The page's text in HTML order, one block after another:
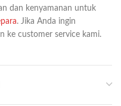
dan kenyamanan untuk
. Jika Anda ingin
ke customer service kami.